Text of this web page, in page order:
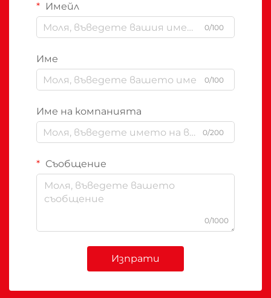
Имейл
0/100
Име
0/100
Име на компанията
0/200
Съобщение
0/1000
Изпрати